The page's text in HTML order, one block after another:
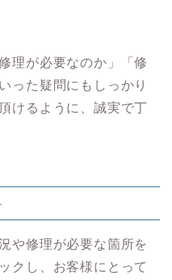
理が必要なのか」「修
った疑問にもしっかり
けるように、誠実で丁
や修理が必要な箇所を
クし、お客様にとって